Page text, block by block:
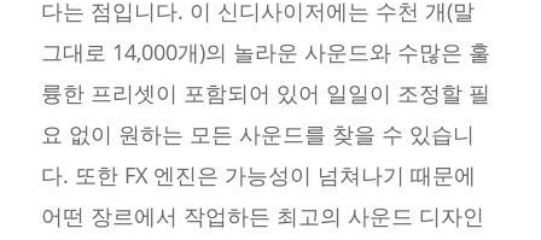
다는 점입니다. 이 신디사이저에는 수천 개(말
그대로 14,000개)의 놀라운 사운드와 수많은 훌
륭한 프리셋이 포함되어 있어 일일이 조정할 필
요 없이 원하는 모든 사운드를 찾을 수 있습니
다. 또한 FX 엔진은 가능성이 넘쳐나기 때문에
어떤 장르에서 작업하든 최고의 사운드 디자인